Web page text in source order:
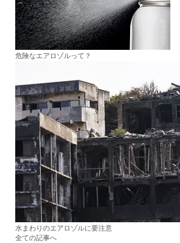
危険なエアロゾルって？
水まわりのエアロゾルに要注意
全ての記事へ